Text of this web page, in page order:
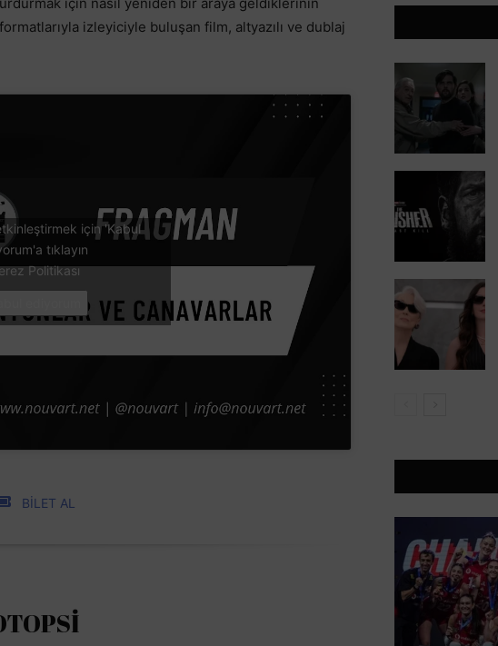
izleyiciyle buluşan film, altyazılı ve dublaj
için 'Kabul
tıklayın
Politikası
BİLET AL